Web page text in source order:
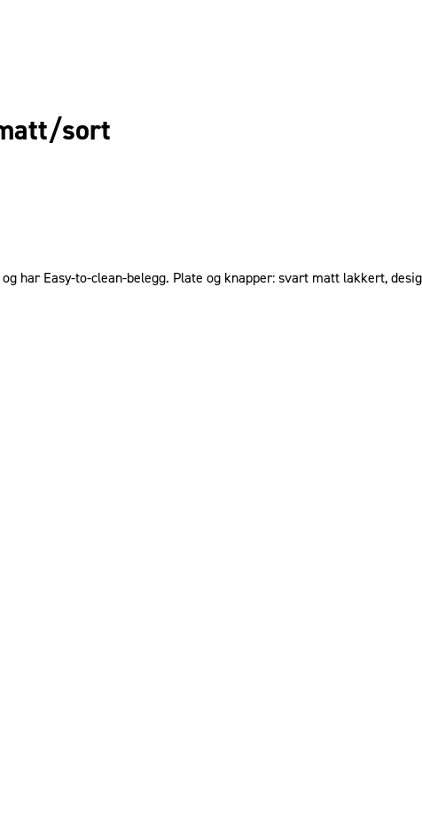
sort
har Easy-to-clean-belegg. Plate og knapper: svart matt lakkert,